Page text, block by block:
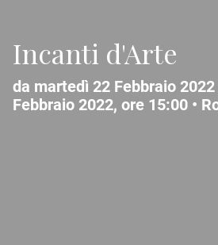
Incanti d'Arte
da martedì 22 Febbraio
Febbraio 2022, ore 15:00 •